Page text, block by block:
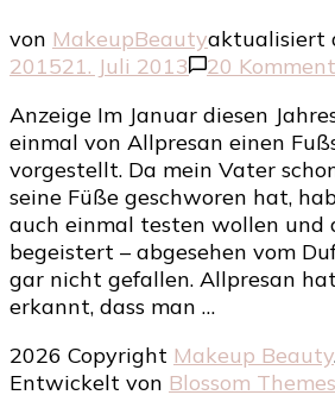
von MakeupBeautyaktualisiert
201521. Juli 2013 20
Anzeige Im Januar diesen
einmal von Allpresan einen
vorgestellt. Da mein Vater
seine Füße geschworen hat,
auch einmal testen wollen und
begeistert – abgesehen vom
gar nicht gefallen. Allpresan
erkannt, dass man …
2026 Copyright Makeup Beauty
Entwickelt von Blossom Themes